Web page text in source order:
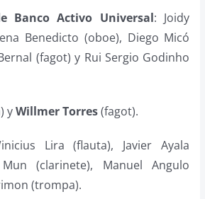
Banco Activo Universal: Joidy
Benedicto (oboe), Diego Micó
(fagot) y Rui Sergio Godinho
yWillmer Torres(fagot).
Lira (flauta), Javier Ayala
(clarinete), Manuel Angulo
(trompa).